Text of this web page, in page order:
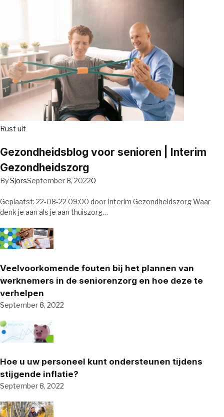
Rust uit
Gezondheidsblog voor senioren | Interim
Gezondheidszorg
BySjorsSeptember 8, 20220
Geplaatst: 22-08-22 09:00 door Interim Gezondheidszorg Waar
denk je aan als je aan thuiszorg…
Veelvoorkomende fouten bij het plannen van
werknemers in de seniorenzorg en hoe deze te
verhelpen
September 8, 2022
Hoe u uw personeel kunt ondersteunen tijdens
stijgende inflatie?
September 8, 2022